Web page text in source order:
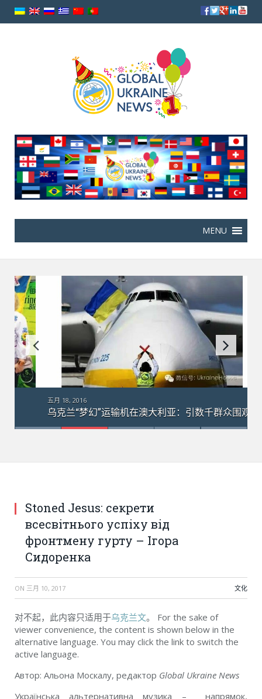
五月 18, 2016
乌克兰“梦幻”运输机在澳大利亚：引数千群众围观
Stoned Jesus: секрети
всесвітнього успіху від
фронтмену гурту – Ігора
Сидоренка
ON 三月 10, 2017 文化
对不起，此内容只适用于乌克兰文。 For the sake of
viewer convenience, the content is shown below in the
alternative language. You may click the link to switch the
active language.
Автор: Альона Москалу, редактор Global Ukraine News
Українська альтернативна музика – напрямок,